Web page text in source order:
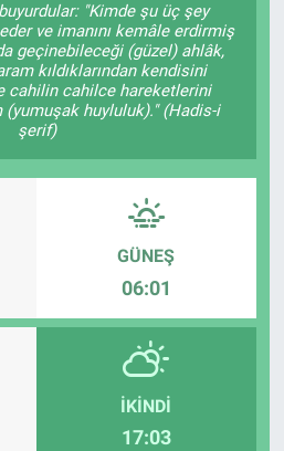
"Kimde şu üç şey
ve imanını kemâle erdirmiş
geçinebileceği (güzel) ahlâk,
kıldıklarından kendisini
cahilin cahilce hareketlerini
huyluluk)." (Hadis-i
şerif)
GÜNEŞ
06:01
İKINDI
17:03